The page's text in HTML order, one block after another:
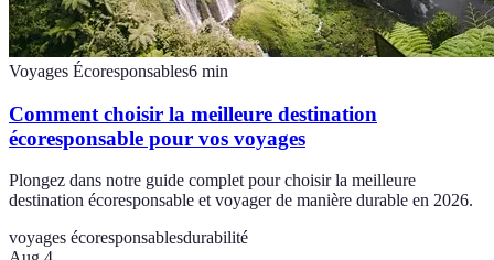
Voyages Écoresponsables6 min
Comment choisir la meilleure destination
écoresponsable pour vos voyages
Plongez dans notre guide complet pour choisir la meilleure
destination écoresponsable et voyager de manière durable en 2026.
voyages écoresponsablesdurabilité